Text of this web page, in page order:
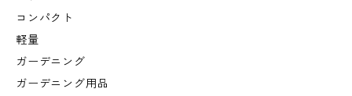
コンパクト
軽量
ガーデニング
ガーデニング用品